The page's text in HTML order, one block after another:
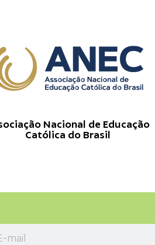
Nacional de Educação
Católica do Brasil